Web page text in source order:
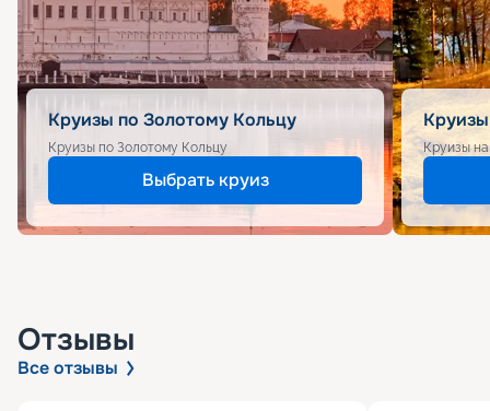
Круизы по Золотому Кольцу
Круизы по Золотому Кольцу
Выбрать круиз
Круизы
Отзывы
Все отзывы